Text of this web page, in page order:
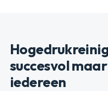
succesvol
iedereen